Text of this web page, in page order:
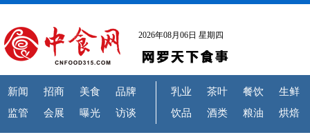
2026年08月06日 星期四
新闻 招商 美食
品牌
监管
会展 曝光 访谈
乳业 茶叶 餐饮
生鲜
饮品
酒类 粮油 烘焙